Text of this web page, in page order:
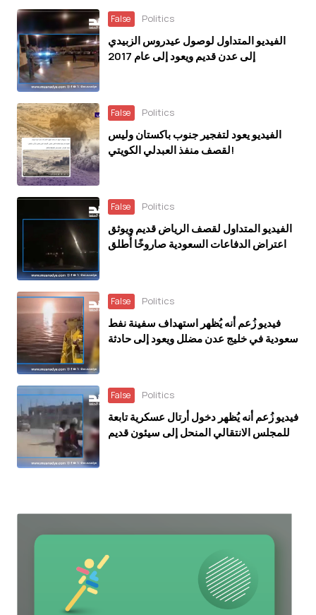
False Politics
الفيديو المتداول لوصول عيدروس الزبيدي
إلى عدن قديم ويعود إلى عام 2017
False Politics
الفيديو يعود لتفجير جنوب باكستان وليس
لقصف منفذ العبدلي الكويتي!
False Politics
الفيديو المتداول لقصف الرياض قديم ويوثق
اعتراض الدفاعات السعودية صاروخًا أُطلق
False Politics
فيديو زُعم أنه يُظهر استهداف سفينة نفط
سعودية في خليج عدن مضلل ويعود إلى حادثة
False Politics
فيديو زُعم أنه يُظهر دخول أرتال عسكرية تابعة
للمجلس الانتقالي المنحل إلى سيئون قديم